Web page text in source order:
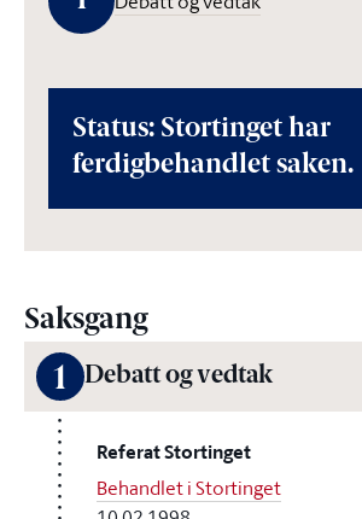
Status: Stortinget har
ferdigbehandlet saken.
Saksgang
1 Debatt og vedtak
Referat Stortinget
Behandlet i Stortinget